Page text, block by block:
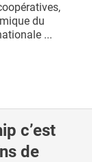
du
...
c’est
de